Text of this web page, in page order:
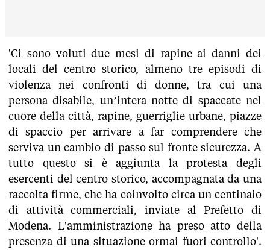
'Ci sono voluti due mesi di rapine ai danni dei
locali del centro storico, almeno tre episodi di
violenza nei confronti di donne, tra cui una
persona disabile, un’intera notte di spaccate nel
cuore della città, rapine, guerriglie urbane, piazze
di spaccio per arrivare a far comprendere che
serviva un cambio di passo sul fronte sicurezza. A
tutto questo si è aggiunta la protesta degli
esercenti del centro storico, accompagnata da una
raccolta firme, che ha coinvolto circa un centinaio
di attività commerciali, inviate al Prefetto di
Modena. L'amministrazione ha preso atto della
presenza di una situazione ormai fuori controllo'.